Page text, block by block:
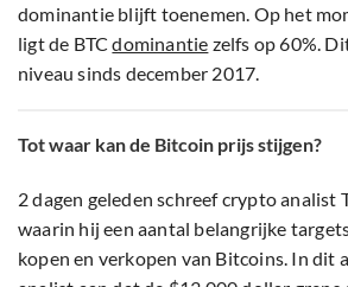
dominantie blijft toenemen. Op het
ligt de BTCdominantie zelfs op 60%.
niveau sinds december 2017.
Tot waar kan de Bitcoin prijs stijgen?
2 dagen geleden schreef crypto analist
waarin hij een aantal belangrijke
kopen en verkopen van Bitcoins. In dit